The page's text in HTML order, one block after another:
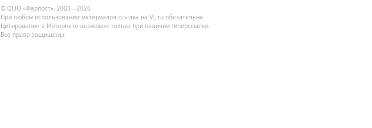
© ООО «Фарпост», 2003—2026
При любом использовании материалов ссылка на VL.ru обязательна.
Цитирование в Интернете возможно только при наличии гиперссылки.
Все права защищены.